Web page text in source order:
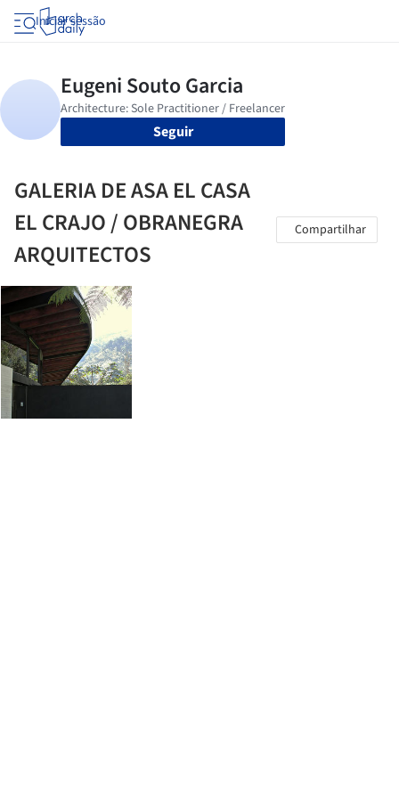
Iniciar sessão
Seguir
GALERIA DE ASA EL CASA
EL CRAJO / OBRANEGRA
ARQUITECTOS
Compartilhar